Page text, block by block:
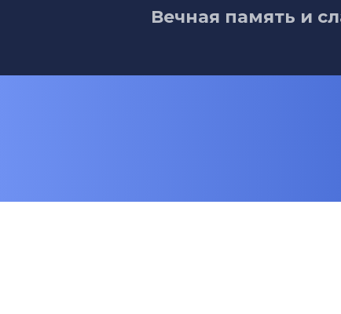
Вечная память и